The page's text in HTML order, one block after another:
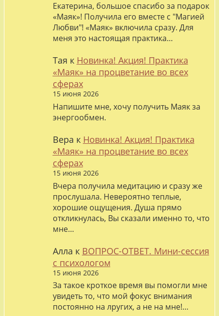
Екатерина, большое спасибо за подарок
«Маяк»! Получила его вместе с "Магией
Любви"! «Маяк» включила сразу. Для
меня это настоящая практика…
Тая к Новинка! Акция! Практика
«Маяк» на процветание во всех
сферах
15 июня 2026
Напишите мне, хочу получить Маяк за
энергообмен.
Вера к Новинка! Акция! Практика
«Маяк» на процветание во всех
сферах
15 июня 2026
Вчера получила медитацию и сразу же
прослушала. Невероятно теплые,
хорошие ощущения. Душа прямо
откликнулась, Вы сказали именно то, что
мне…
Алла к ВОПРОС-ОТВЕТ. Мини-сессия
с психологом
15 июня 2026
За такое кроткое время вы помогли мне
увидеть то, что мой фокус внимания
постоянно на лругих, а не на мне!…